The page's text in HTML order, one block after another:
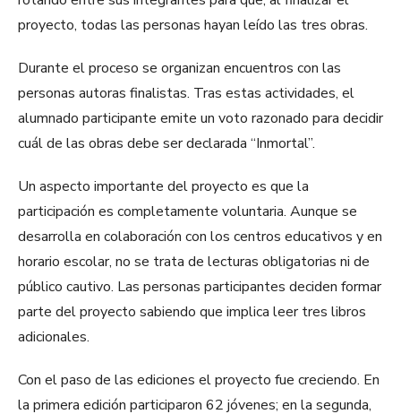
proyecto, todas las personas hayan leído las tres obras.
Durante el proceso se organizan encuentros con las
personas autoras finalistas. Tras estas actividades, el
alumnado participante emite un voto razonado para decidir
cuál de las obras debe ser declarada “Inmortal”.
Un aspecto importante del proyecto es que la
participación es completamente voluntaria. Aunque se
desarrolla en colaboración con los centros educativos y en
horario escolar, no se trata de lecturas obligatorias ni de
público cautivo. Las personas participantes deciden formar
parte del proyecto sabiendo que implica leer tres libros
adicionales.
Con el paso de las ediciones el proyecto fue creciendo. En
la primera edición participaron 62 jóvenes; en la segunda,